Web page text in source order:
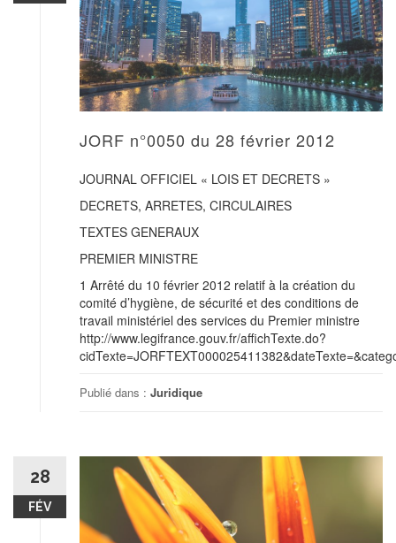
JORF n°0050 du 28 février 2012
JOURNAL OFFICIEL « LOIS ET DECRETS »
DECRETS, ARRETES, CIRCULAIRES
TEXTES GENERAUX
PREMIER MINISTRE
1 Arrêté du 10 février 2012 relatif à la création du
comité d’hygiène, de sécurité et des conditions de
travail ministériel des services du Premier ministre
http://www.legifrance.gouv.fr/affichTexte.do?
Publié dans : Juridique
28
FÉV